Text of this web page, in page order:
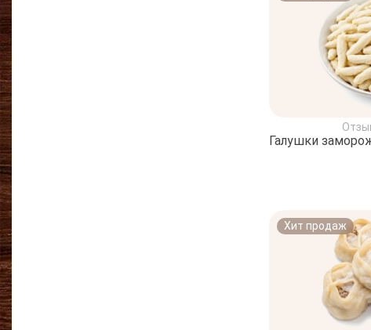
Галушки
Хит продаж